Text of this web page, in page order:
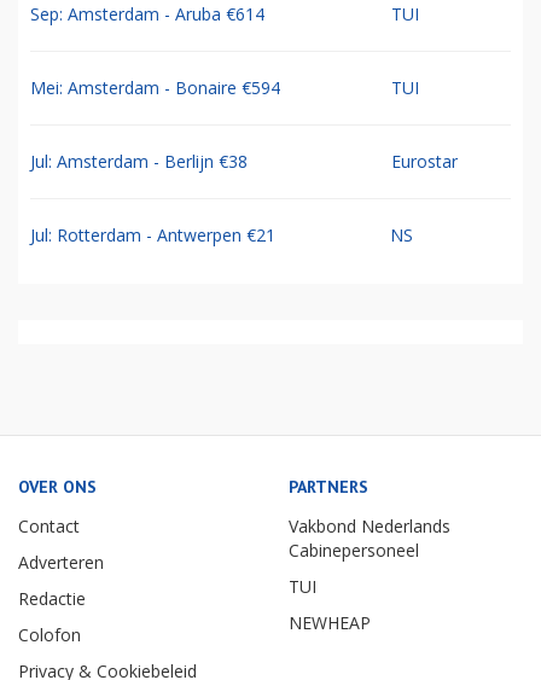
Sep: Amsterdam - Aruba €614 TUI
Mei: Amsterdam - Bonaire €594 TUI
Jul: Amsterdam - Berlijn €38 Eurostar
Jul: Rotterdam - Antwerpen €21 NS
OVER ONS
Contact
Adverteren
Redactie
Colofon
Privacy & Cookiebeleid
PARTNERS
Vakbond Nederlands
Cabinepersoneel
TUI
NEWHEAP